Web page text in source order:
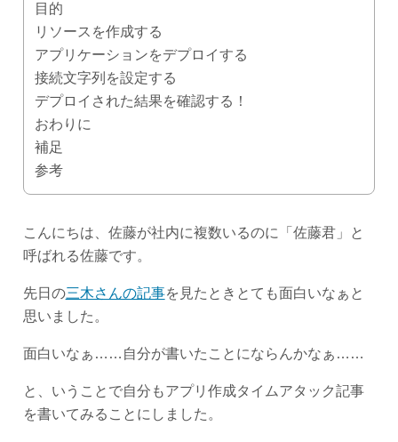
目的
リソースを作成する
アプリケーションをデプロイする
接続文字列を設定する
デプロイされた結果を確認する！
おわりに
補足
参考
こんにちは、佐藤が社内に複数いるのに「佐藤君」と
呼ばれる佐藤です。
先日の三木さんの記事を見たときとても面白いなぁと
思いました。
面白いなぁ……自分が書いたことにならんかなぁ……
と、いうことで自分もアプリ作成タイムアタック記事
を書いてみることにしました。